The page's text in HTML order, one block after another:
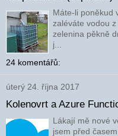
Máte-li poněkud
zaléváte vodou
zelenina pěkně
j...
24 komentářů:
úterý 24. října 2017
Kolenovrt a Azure
Lákají mě nové
jsem před